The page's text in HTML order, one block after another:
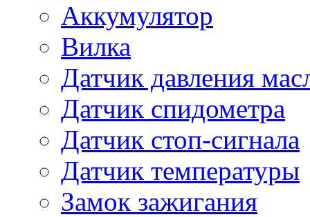
Аккумулятор
Вилка
Датчик давления
Датчик спидометра
Датчик стоп-сигнала
Датчик температуры
Замок зажигания